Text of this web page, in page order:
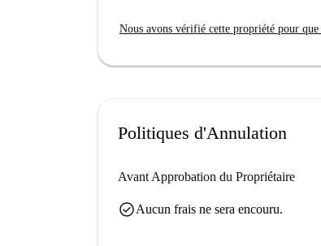
Nous avons vérifié cette propriété pour
Politiques d'Annulation
Avant Approbation du Propriétaire
check_circleAucun frais ne sera encouru.